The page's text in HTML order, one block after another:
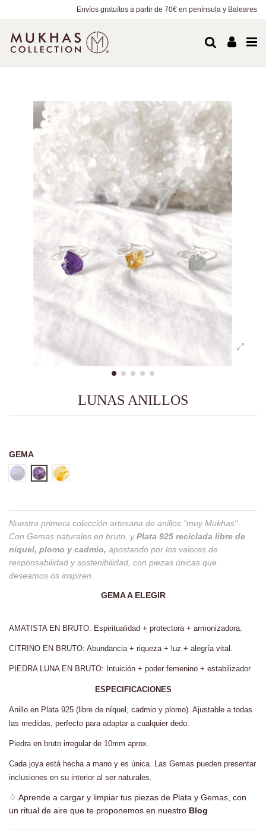
Envíos gratuítos a partir de 70€ en península y Baleares
LUNAS ANILLOS
GEMA
Piedra Luna
AmatistaCitrino
Nuestra primera colección artesana de anillos "muy Mukhas".
Con Gemas naturales en bruto, yPlata 925 reciclada libre de
níquel, plomo y cadmio, apostando por los valores de
responsabilidad y sostenibilidad, con piezas únicas que
deseamos os inspiren.
GEMA A ELEGIR
AMATISTA EN BRUTO: Espiritualidad + protectora + armonizadora.
CITRINO EN BRUTO: Abundancia + riqueza + luz + alegría vital.
PIEDRA LUNA EN BRUTO: Intuición + poder femenino + estabilizador
ESPECIFICACIONES
Anillo en Plata 925 (libre de níquel, cadmio y plomo). Ajustable a todas
las medidas, perfecto para adaptar a cualquier dedo.
Piedra en bruto irregular de 10mm aprox.
Cada joya está hecha a mano y es única. Las Gemas pueden presentar
inclusiones en su interior al ser naturales.
♢ Aprende a cargar y limpiar tus piezas de Plata y Gemas, con
un ritual de aire que te proponemos en nuestro Blog